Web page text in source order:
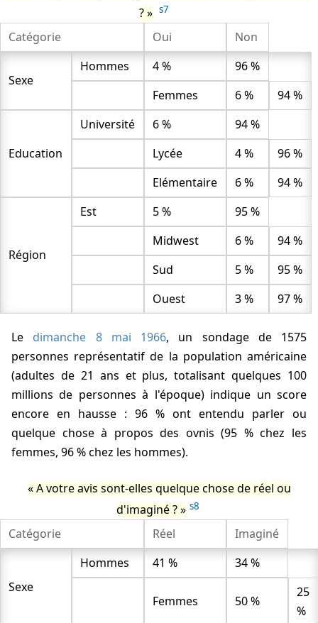
?
s7
Catégorie Oui Non
Sexe
Hommes 4 %
96 %
Femmes
6 % 94 %
Education
Université 6 %
94 %
Lycée
4 %
96 %
Elémentaire
6 % 94 %
Région
Est 5 %
95 %
Midwest
6 %
94 %
Sud
5 %
95 %
Ouest
3 % 97 %
Le dimanche 8 mai 1966, un sondage de 1575
personnes représentatif de la population américaine
(adultes de 21 ans et plus, totalisant quelques 100
millions de personnes à l'époque) indique un score
encore en hausse : 96 % ont entendu parler ou
quelque chose à propos des ovnis (95 % chez les
femmes, 96 % chez les hommes).
A votre avis sont-elles quelque chose de réel ou
d'imaginé ?
s8
Catégorie Réel Imaginé
Sexe
Hommes 41 % 34 %
Femmes 50 %
25
%